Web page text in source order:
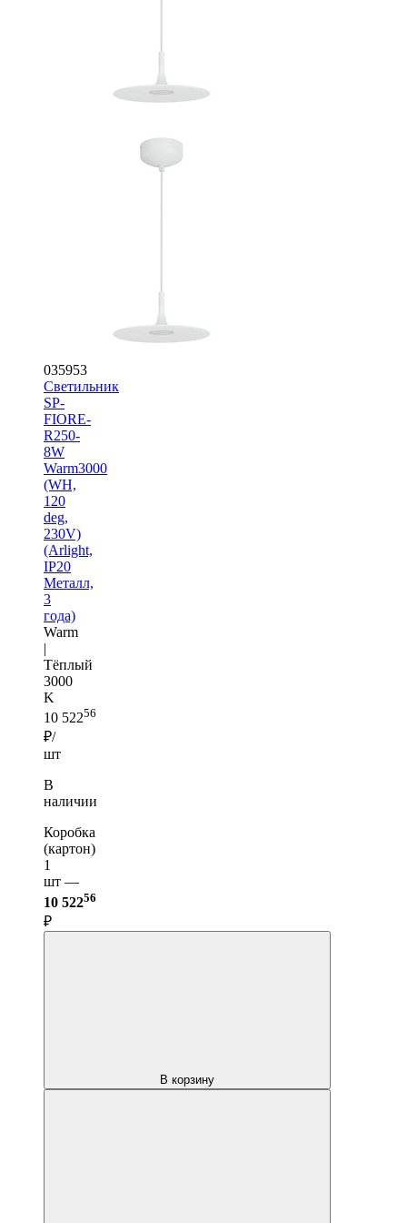
035953
Светильник
SP-
FIORE-
R250-
8W
Warm3000
(WH,
120
deg,
230V)
(Arlight,
IP20
Металл,
3
года)
Warm
|
Тёплый
3000
K
10 52256
₽/
шт
В
наличии
Коробка
(картон)
1
шт —
10 52256
₽
В корзину